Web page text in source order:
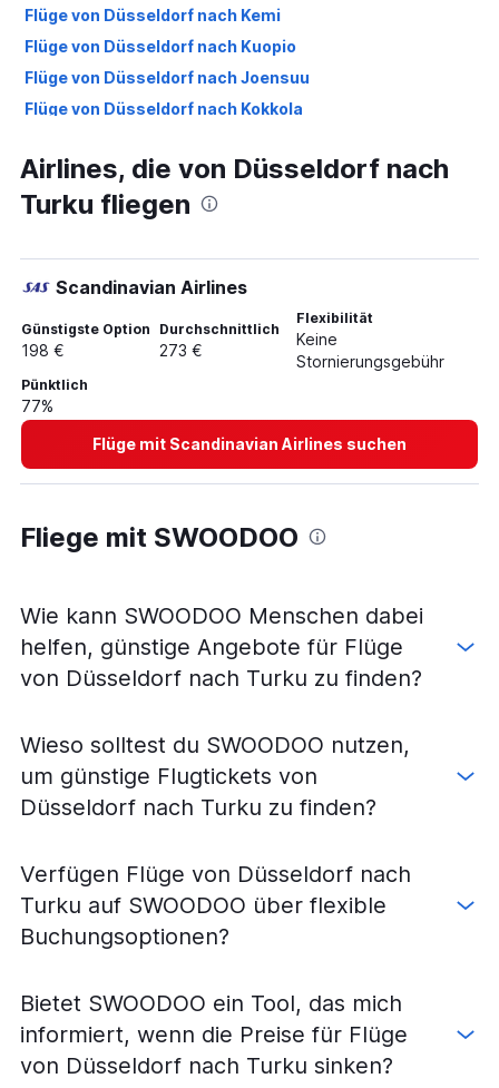
Flüge von Düsseldorf nach Kemi
Flüge von Düsseldorf nach Kuopio
Flüge von Düsseldorf nach Joensuu
Flüge von Düsseldorf nach Kokkola
Airlines, die von Düsseldorf nach
Turku fliegen
Scandinavian Airlines
Günstigste Option
198 €
Durchschnittlich
273 €
Flexibilität
Keine
Stornierungsgebühr
Pünktlich
77%
Flüge mit Scandinavian Airlines suchen
Fliege mit SWOODOO
Wie kann SWOODOO Menschen dabei
helfen, günstige Angebote für Flüge
von Düsseldorf nach Turku zu finden?
Wieso solltest du SWOODOO nutzen,
um günstige Flugtickets von
Düsseldorf nach Turku zu finden?
Verfügen Flüge von Düsseldorf nach
Turku auf SWOODOO über flexible
Buchungsoptionen?
Bietet SWOODOO ein Tool, das mich
informiert, wenn die Preise für Flüge
von Düsseldorf nach Turku sinken?